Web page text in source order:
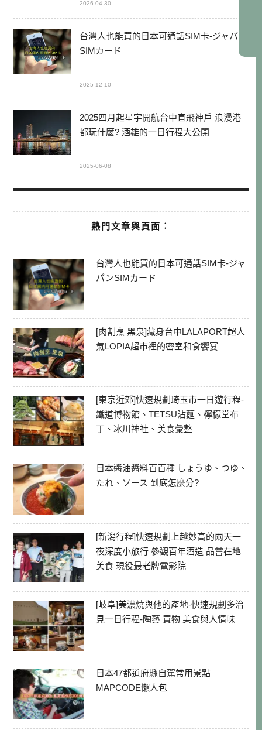
2026-04-30
台灣人也能買的日本可通話SIM卡-ジャパン
SIMカード
2025-12-10
2025四月起星宇開航台中直飛神戶 浪漫港
都玩什麼? 酒雄的一日行程大公開
2025-06-08
熱門文章與頁面︰
台灣人也能買的日本可通話SIM卡-ジャ
パンSIMカード
[肉割烹 黑泉]藏身台中LALAPORT超人
氣LOPIA超市裡的密室和食饗宴
[東京近郊]快速規劃琦玉市一日遊行程-
鐵道博物館、TETSU沾麵、檸檬堂布
丁、冰川神社、美食彙整
日本醬油醬料百百種 しょうゆ、つゆ、
たれ、ソース 到底怎麼分?
[新潟行程]快速規劃上越妙高的兩天一
夜深度小旅行 參觀百年酒造 品嘗在地
美食 現役最老牌電影院
[岐阜]美濃燒與他的產地-快速規劃多治
見一日行程-陶藝 買物 美食與人情味
日本47都道府縣自駕常用景點
MAPCODE懶人包